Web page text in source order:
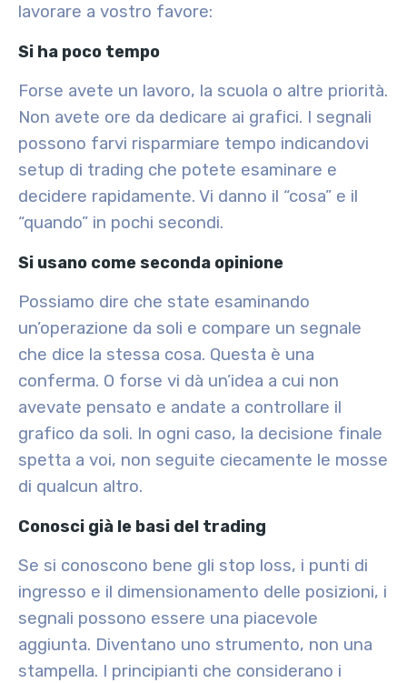
lavorare a vostro favore:
Si ha poco tempo
Forse avete un lavoro, la scuola o altre priorità.
Non avete ore da dedicare ai grafici. I segnali
possono farvi risparmiare tempo indicandovi
setup di trading che potete esaminare e
decidere rapidamente. Vi danno il “cosa” e il
“quando” in pochi secondi.
Si usano come seconda opinione
Possiamo dire che state esaminando
un’operazione da soli e compare un segnale
che dice la stessa cosa. Questa è una
conferma. O forse vi dà un’idea a cui non
avevate pensato e andate a controllare il
grafico da soli. In ogni caso, la decisione finale
spetta a voi, non seguite ciecamente le mosse
di qualcun altro.
Conosci già le basi del trading
Se si conoscono bene gli stop loss, i punti di
ingresso e il dimensionamento delle posizioni, i
segnali possono essere una piacevole
aggiunta. Diventano uno strumento, non una
stampella. I principianti che considerano i